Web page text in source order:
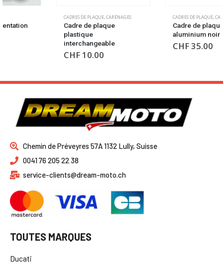
CARÉNAGES
Cadre de plaque
interchangeable
CADRES DE PLAQUE CARÉNAGES
Cadre de plaque
aluminium noir
Chemin de Préveyres 57A 1132 Lully, Suisse
0041 76 205 22 38
service-clients@dream-moto.ch
TOUTES MARQUES
Ducati